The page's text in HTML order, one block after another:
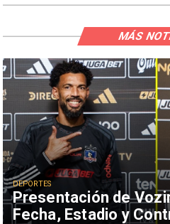
Presentación de
Fecha, Estadio y
DEPORTES
MÁS